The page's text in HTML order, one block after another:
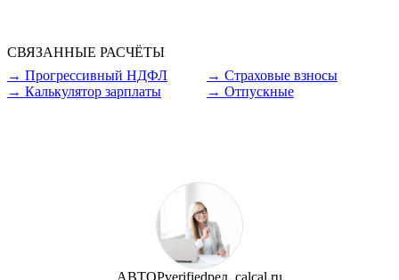
надбавка до 80% за 5 лет. На gross 130 000 ₽ → 397 800
₽.
СВЯЗАННЫЕ РАСЧЁТЫ
→ Прогрессивный НДФЛ
→ Калькулятор зарплаты
→ Страховые взносы
→ Отпускные
АВТОРverifiedред. calcal.ru